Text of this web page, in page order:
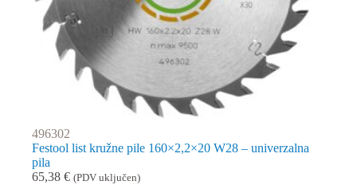
496302
Festool list kružne pile 160×2,2×20 W28 – univerzalna
pila
65,38 € (PDV uključen)